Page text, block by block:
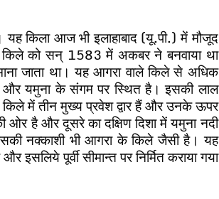
किला आज भी इलाहाबाद (यू.पी.) में मौजूद
को सन् 1583 में अकबर ने बनवाया था
जाता था। यह आगरा वाले किले से अधिक
और यमुना के संगम पर स्थित है। इसकी लाल
में तीन मुख्य प्रवेश द्वार हैं और उनके ऊपर
ओर है और दूसरे का दक्षिण दिशा में यमुना नदी
नक्काशी भी आगरा के किले जैसी है। यह
इसलिये पूर्वी सीमान्त पर निर्मित कराया गया